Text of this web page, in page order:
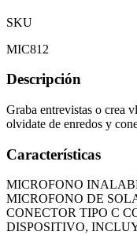
SKU
MIC812
Descripción
Graba entrevistas o crea
olvidate de enredos y
Características
MICROFONO
MICROFONO DE
CONECTOR TIPO C
DISPOSITIVO,